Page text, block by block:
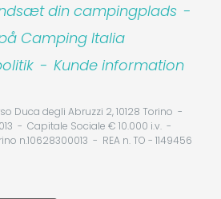
din campingplads -
Camping Italia
- Kunde information
Duca degli Abruzzi 2, 10128 Torino
Capitale Sociale € 10.000 i.v.
n.10628300013
REA n. TO - 1149456